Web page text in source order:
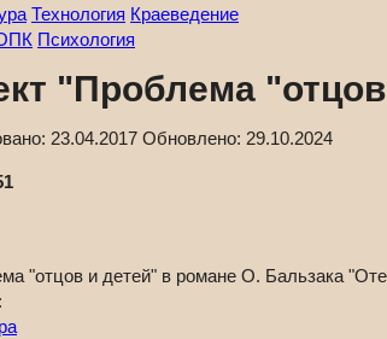
Технология Краеведение
Психология
"Проблема
23.04.2017 Обновлено: 29.10.2024